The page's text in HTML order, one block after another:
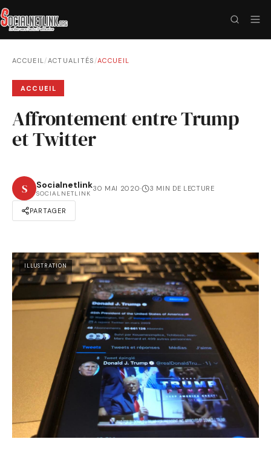
ACCUEIL/ACTUALITÉS /ACCUEIL
ACCUEIL
Affrontement entre Trump
et Twitter
S Socialnetlink
SOCIALNETLINK
30 MAI 2020· 3 MIN DE LECTURE
PARTAGER
ILLUSTRATION